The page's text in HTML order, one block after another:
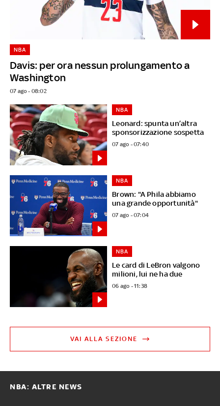
Davis: per ora nessun prolungamento a
Washington
NBA
07 ago - 08:02
Leonard: spunta un’altra
sponsorizzazione sospetta
NBA
07 ago - 07:40
Brown: "A Phila abbiamo
una grande opportunità"
NBA
07 ago - 07:04
Le card di LeBron valgono
milioni, lui ne ha due
NBA
06 ago - 11:38
VAI ALLA SEZIONE
NBA: ALTRE NEWS